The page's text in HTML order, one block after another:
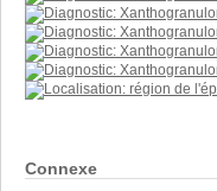
Connexe